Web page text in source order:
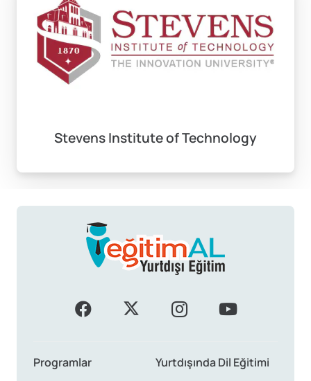
Stevens Institute of Technology
Programlar Yurtdışında Dil Eğitimi